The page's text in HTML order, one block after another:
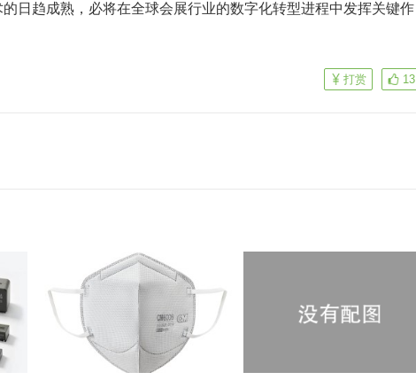
日趋成熟，必将在全球会展行业的数字化转型进程中发挥关键作
13
打赏